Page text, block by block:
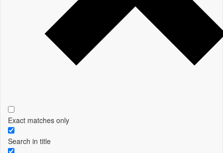
Exact matches only
Search in title